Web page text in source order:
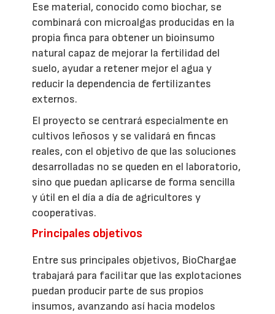
Ese material, conocido como biochar, se
combinará con microalgas producidas en la
propia finca para obtener un bioinsumo
natural capaz de mejorar la fertilidad del
suelo, ayudar a retener mejor el agua y
reducir la dependencia de fertilizantes
externos.
El proyecto se centrará especialmente en
cultivos leñosos y se validará en fincas
reales, con el objetivo de que las soluciones
desarrolladas no se queden en el laboratorio,
sino que puedan aplicarse de forma sencilla
y útil en el día a día de agricultores y
cooperativas.
Principales objetivos
Entre sus principales objetivos, BioChargae
trabajará para facilitar que las explotaciones
puedan producir parte de sus propios
insumos, avanzando así hacia modelos